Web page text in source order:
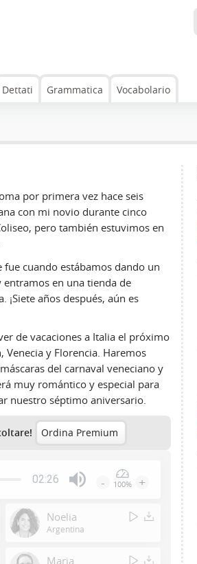
Dettati Grammatica Vocabolario
por primera vez hace seis
con mi novio durante cinco
pero también estuvimos en
cuando estábamos dando un
entramos en una tienda de
años después, aún es
de vacaciones a Italia el próximo
Venecia y Florencia. Haremos
del carnaval veneciano y
muy romántico y especial para
nuestro séptimo aniversario.
Ordina Premium
02:26
or
to
- 100% +
Noelia
Argentina
Maria